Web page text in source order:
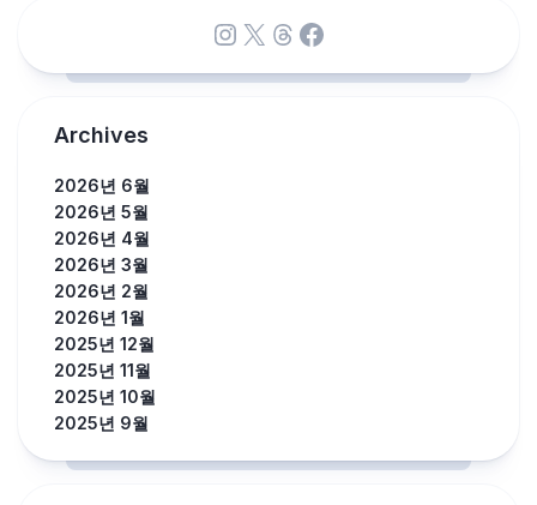
Instagram
X Threads
Facebook
Archives
2026년 6월
2026년 5월
2026년 4월
2026년 3월
2026년 2월
2026년 1월
2025년 12월
2025년 11월
2025년 10월
2025년 9월